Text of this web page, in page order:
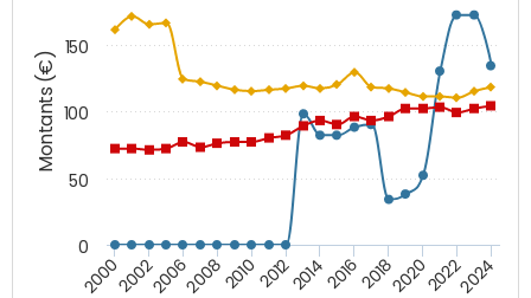
Montants (€)
200020022006200820102012201420162018202020222024
0
50
100
150